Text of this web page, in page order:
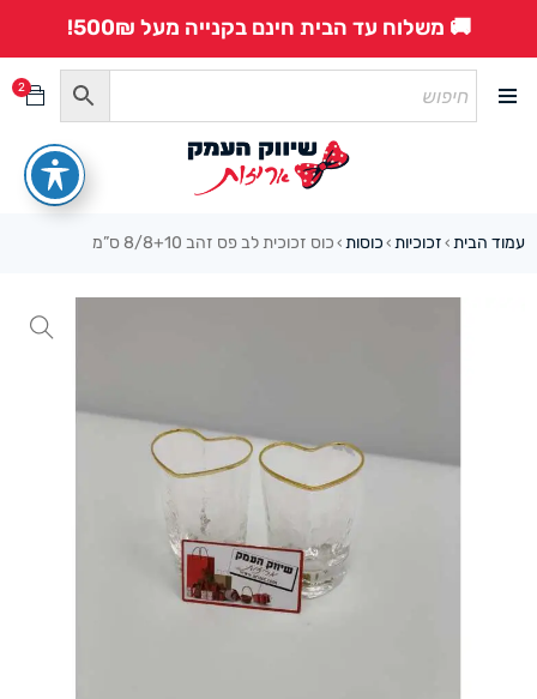
🚚 משלוח עד הבית חינם בקנייה מעל 500₪!
2
עמוד הבית › זכוכיות › כוסות › כוס זכוכית לב פס זהב 8/8+10 ס”מ